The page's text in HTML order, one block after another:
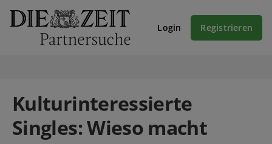
Login Registrieren
Kulturinteressierte
Singles: Wieso macht